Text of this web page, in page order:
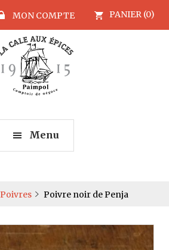
MON COMPTE PANIER (0)
Menu
Poivres Poivre noir de Penja